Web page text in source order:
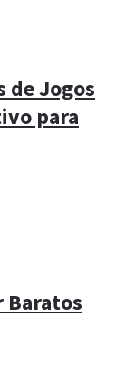
de Jogos
para
Baratos